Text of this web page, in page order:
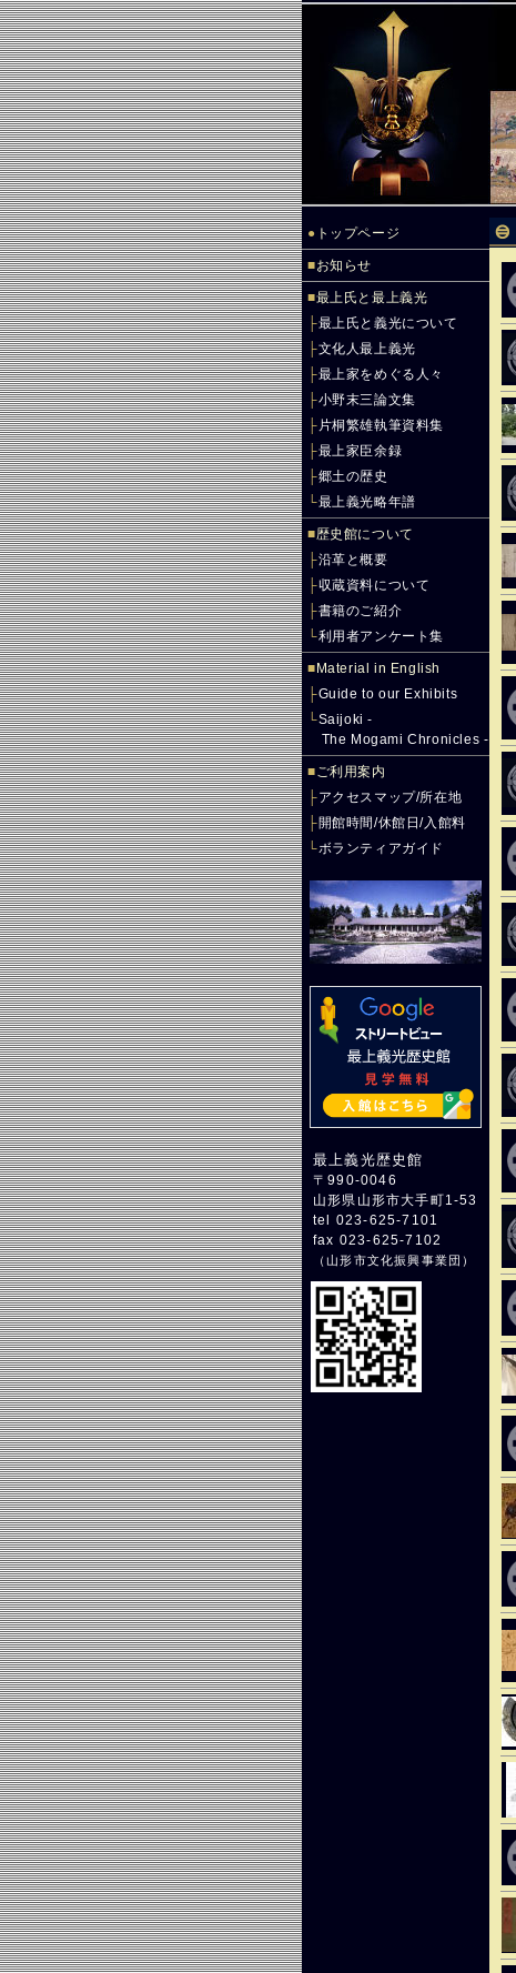
● トップページ
■お知らせ
■最上氏と最上義光
├最上氏と義光について
├文化人最上義光
├最上家をめぐる人々
├小野末三論文集
├ 片桐繁雄執筆資料集
├最上家臣余録
├郷土の歴史
└最上義光略年譜
■歴史館について
├沿革と概要
├収蔵資料について
├書籍のご紹介
└利用者アンケート集
■ Material in English
├Guide to our Exhibits
└Saijoki -
The Mogami Chronicles -
■ご利用案内
├アクセスマップ/所在地
├開館時間/休館日/入館料
└ボランティアガイド
最上義光歴史館
〒990-0046
山形県山形市大手町1-53
tel 023-625-7101
fax 023-625-7102
（山形市文化振興事業団 ）